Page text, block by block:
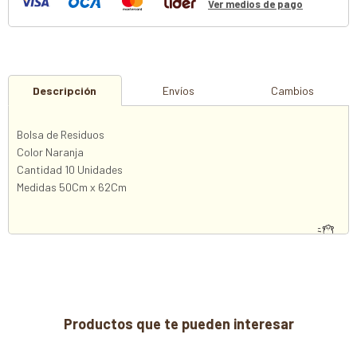
Ver medios de pago
Descripción Envíos Cambios
Bolsa de Residuos
Color Naranja
Cantidad 10 Unidades
Medidas 50Cm x 62Cm
Productos que te pueden interesar